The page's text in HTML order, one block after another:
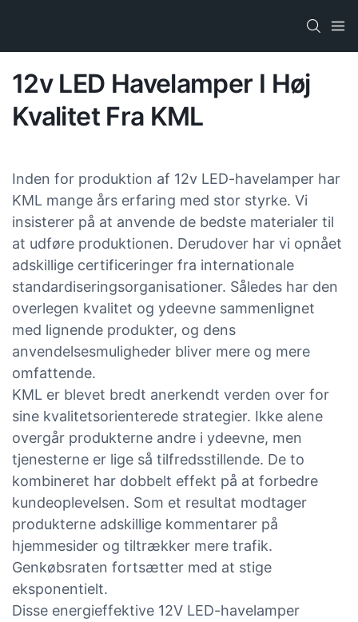
12v LED Havelamper I Høj
Kvalitet Fra KML
Inden for produktion af 12v LED-havelamper har
KML mange års erfaring med stor styrke. Vi
insisterer på at anvende de bedste materialer til
at udføre produktionen. Derudover har vi opnået
adskillige certificeringer fra internationale
standardiseringsorganisationer. Således har den
overlegen kvalitet og ydeevne sammenlignet
med lignende produkter, og dens
anvendelsesmuligheder bliver mere og mere
omfattende.
KML er blevet bredt anerkendt verden over for
sine kvalitetsorienterede strategier. Ikke alene
overgår produkterne andre i ydeevne, men
tjenesterne er lige så tilfredsstillende. De to
kombineret har dobbelt effekt på at forbedre
kundeoplevelsen. Som et resultat modtager
produkterne adskillige kommentarer på
hjemmesider og tiltrækker mere trafik.
Genkøbsraten fortsætter med at stige
eksponentielt.
Disse energieffektive 12V LED-havelamper